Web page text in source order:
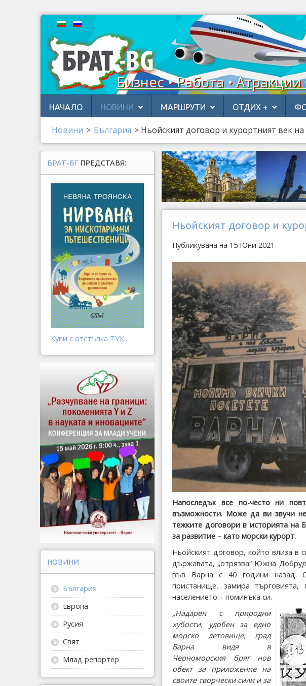
Бизнес • Работа •
НАЧАЛО НОВИНИ МАРШРУТИ ОТДИХ +
Новини > България > Ньойският договор и курортният век
Ньойският договор и
Публикувана на 15 Юни 2021
Напоследък все по-често ни
възможности. Може да ви звучи
тежките договори в историята на
за развитие – като морски курорт.
Ньойският договор, който влиза в
държавата, „отрязва“ Южна
във Варна с 40 години назад.
пристанище, замира търговията,
населението – поминъка си.
„Надарен с природни
хубости, удобен за едно
морско летовище, град
Варна видя в
Черноморския бряг нов
обект за приложение на
своите творчески сили и за
БРАТ-БГ ПРЕДСТАВЯ:
Купи с отстъпка ТУК...
НОВИНИ
България
Европа
Русия
Свят
Млад репортер